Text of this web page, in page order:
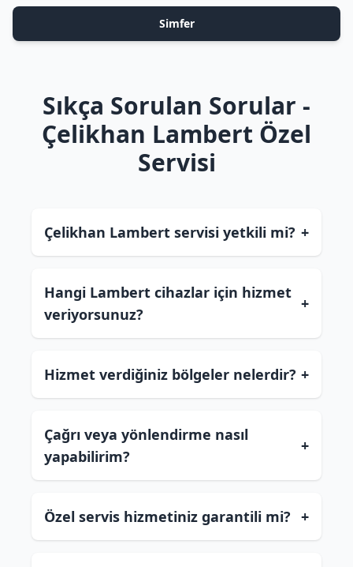
Simfer
Sıkça Sorulan Sorular -
Çelikhan Lambert Özel
Servisi
Çelikhan Lambert servisi yetkili mi? +
Hangi Lambert cihazlar için hizmet
veriyorsunuz?
+
Hizmet verdiğiniz bölgeler nelerdir? +
Çağrı veya yönlendirme nasıl
yapabilirim?
+
Özel servis hizmetiniz garantili mi? +